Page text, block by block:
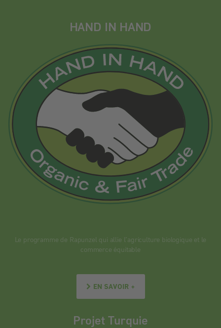
HAND IN HAND
Le programme de Rapunzel qui allie l’agriculture biologique et le
commerce équitable
EN SAVOIR +
Projet Turquie